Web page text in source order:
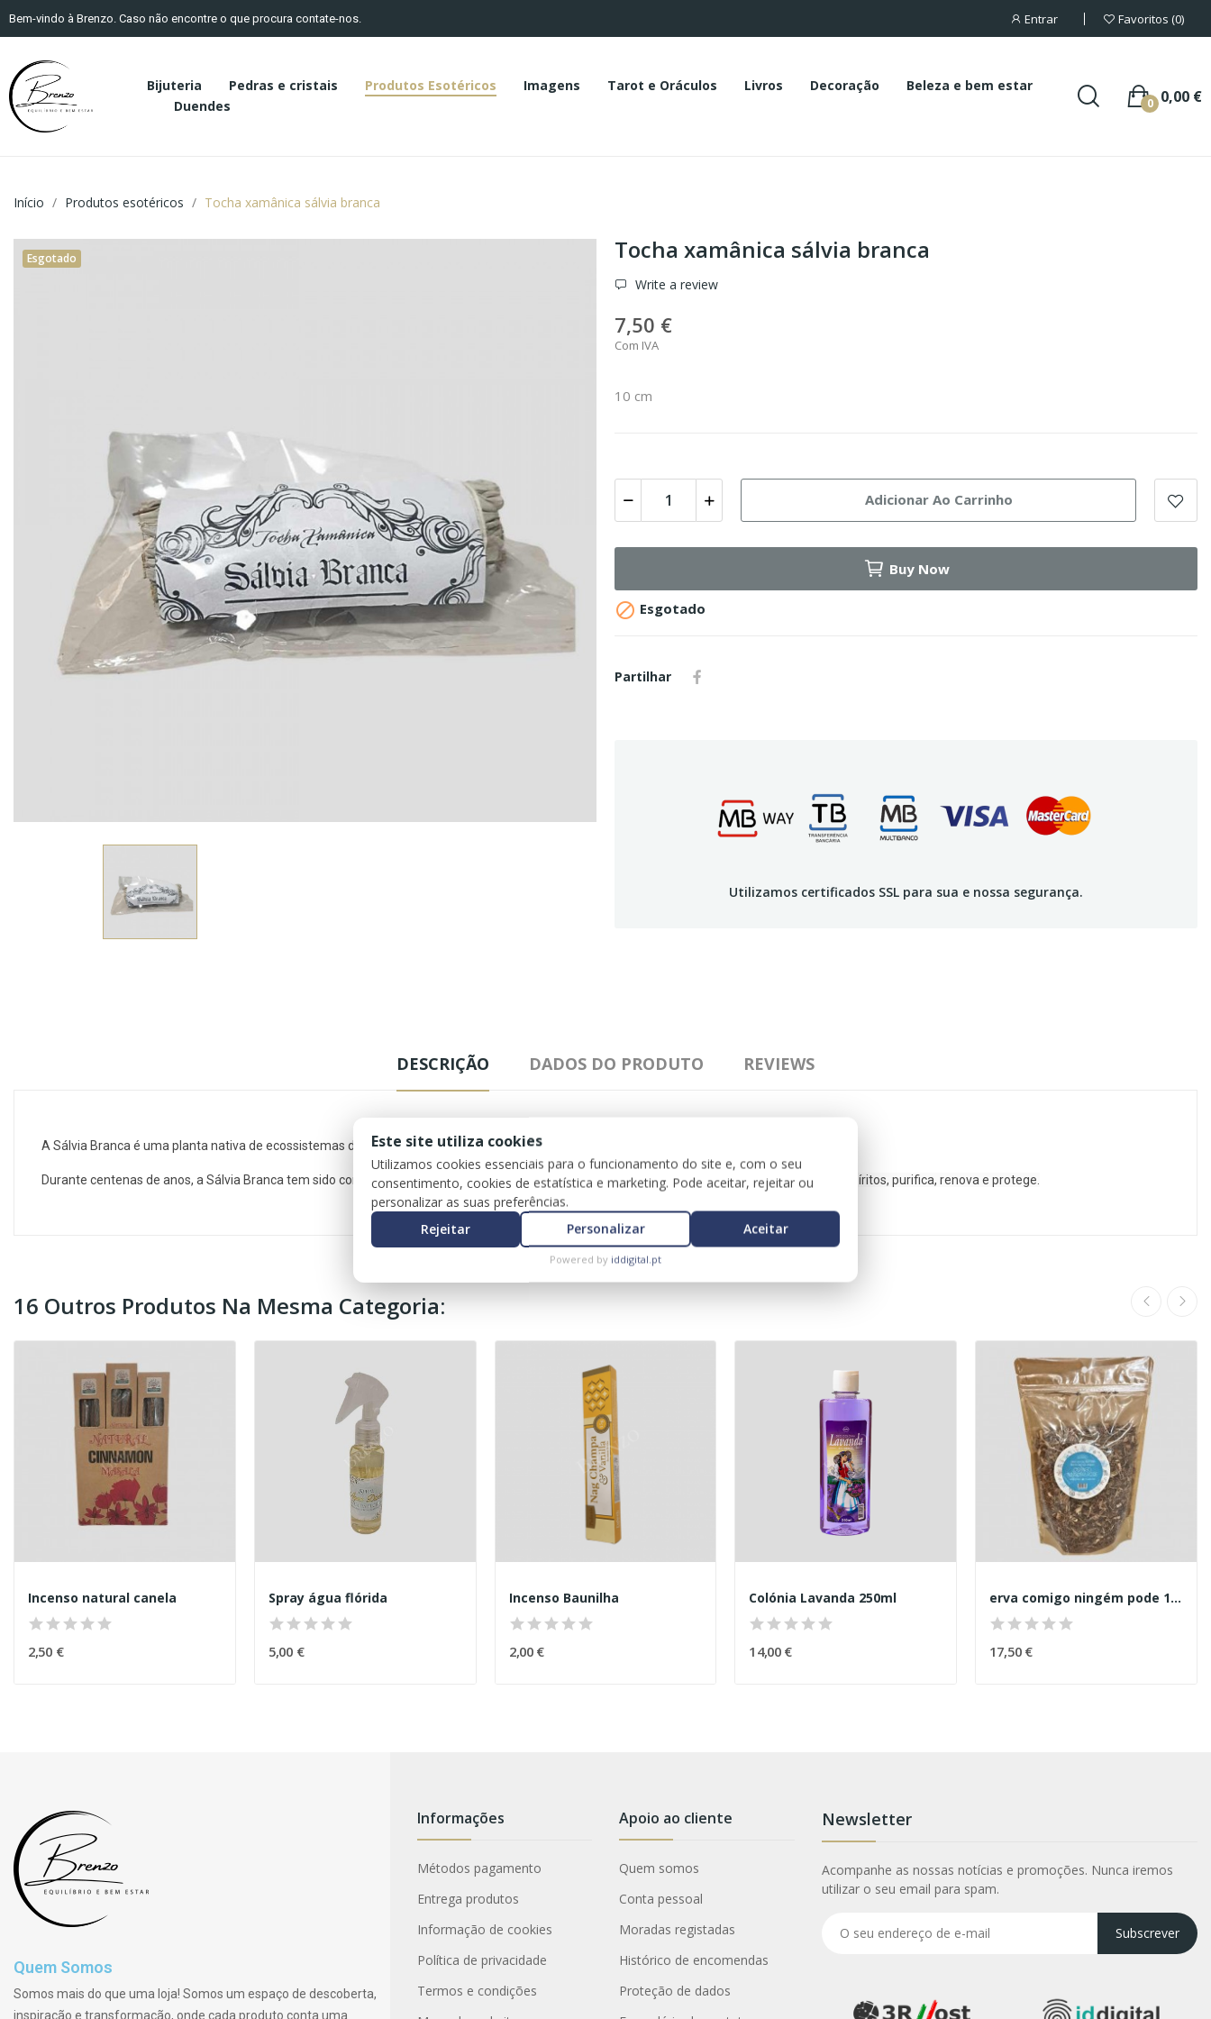
Bem-vindo à Brenzo. Caso não encontre o que procura contate-nos. Entrar Favoritos 0
Bijuteria Pedras e cristais Produtos Esotéricos Imagens Tarot e Oráculos Livros Decoração
Beleza e bem estar
Duendes
0,00 €
0
Início Produtos esotéricos Tocha xamânica sálvia branca
Esgotado Tocha xamânica sálvia branca
Write a review
7,50 €
Com IVA
10 cm
Adicionar Ao Carrinho
Buy Now
 Esgotado
Partilhar
Utilizamos certificados SSL para sua e nossa segurança.
DESCRIÇÃO DADOS DO PRODUTO REVIEWS
A Sálvia Branca é uma planta nativa de ecossistemas do alto deserto e cresce predominantemente na Califórnia, Estados Unidos.
Durante centenas de anos, a Sálvia Branca tem sido considerada uma planta sagrada, purificadora e protetora, afasta más energias e maus espíritos, purifica, renova e protege.
16 Outros Produtos Na Mesma Categoria:
Incenso natural canela
2,50 €
Spray água flórida
5,00 €
Incenso Baunilha
2,00 €
Colónia Lavanda 250ml
14,00 €
erva comigo ningém pode 150 gr.
17,50 €
Quem Somos
Somos mais do que uma loja! Somos um espaço de descoberta,
inspiração e transformação, onde cada produto conta uma
Informações
Métodos pagamento
Entrega produtos
Informação de cookies
Política de privacidade
Termos e condições
Apoio ao cliente
Quem somos
Conta pessoal
Moradas registadas
Histórico de encomendas
Proteção de dados
Newsletter
Acompanhe as nossas notícias e promoções. Nunca iremos
utilizar o seu email para spam.
Subscrever
Este site utiliza cookies
Utilizamos cookies essenciais para o funcionamento do site e, com o seu
consentimento, cookies de estatística e marketing. Pode aceitar, rejeitar ou
personalizar as suas preferências.
Rejeitar
Personalizar Aceitar
Powered by iddigital.pt